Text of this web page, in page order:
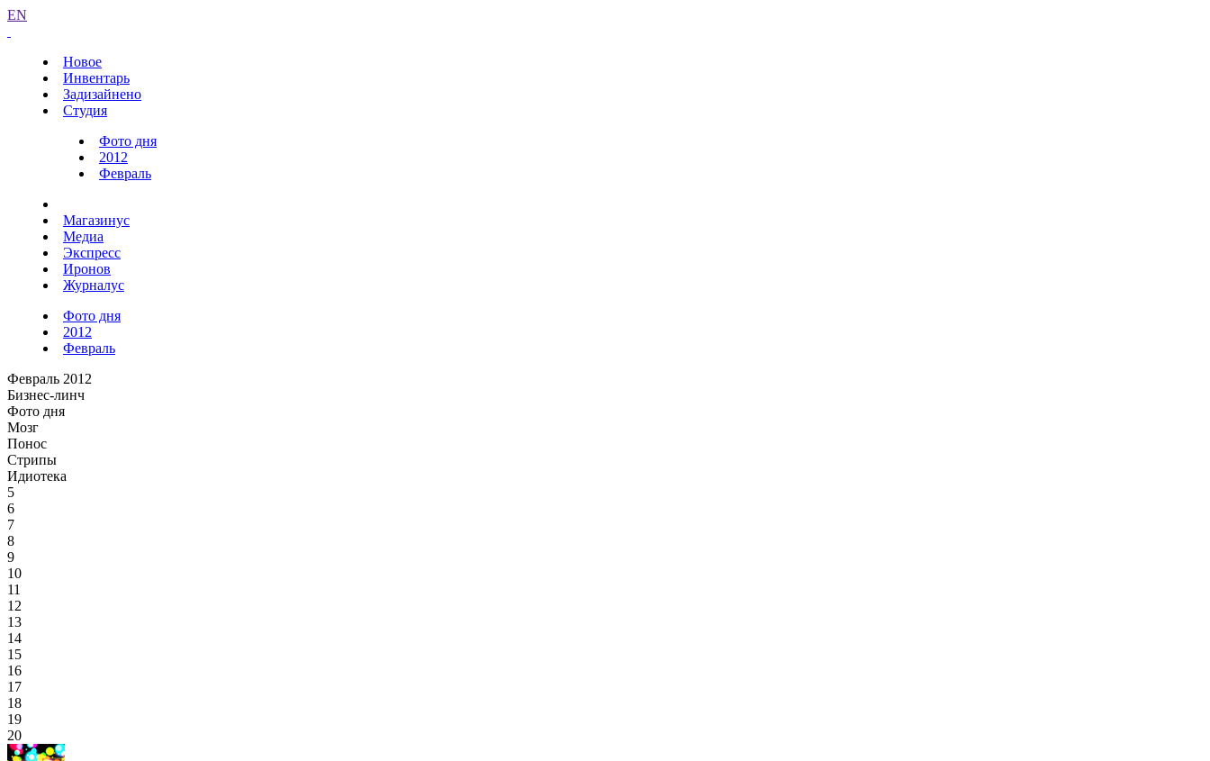
EN
Новое
Инвентарь
Задизайнено
Студия
Фото дня
2012
Февраль
Магазинус
Медиа
Экспресс
Иронов
Журналус
Фото дня
2012
Февраль
Февраль 2012
Бизнес-линч
Фото дня
Мозг
Понос
Стрипы
Идиотека
5
6
7
8
9
10
11
12
13
14
15
16
17
18
19
20